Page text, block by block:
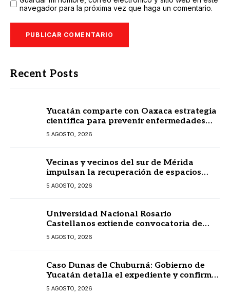
navegador para la próxima vez que haga un comentario.
Recent Posts
Yucatán comparte con Oaxaca estrategia
científica para prevenir enfermedades
transmitidas por vectores
5 AGOSTO, 2026
Vecinas y vecinos del sur de Mérida
impulsan la recuperación de espacios
comunitarios
5 AGOSTO, 2026
Universidad Nacional Rosario
Castellanos extiende convocatoria de
ingreso al 31 de agosto
5 AGOSTO, 2026
Caso Dunas de Chuburná: Gobierno de
Yucatán detalla el expediente y confirma
revisión de Semarnat y Profepa
5 AGOSTO, 2026